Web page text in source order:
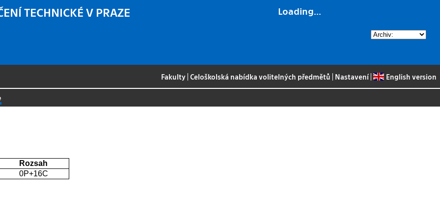
Loading...
TECHNICKÉ V PRAZE
Fakulty |Celoškolská nabídka volitelných předmětů Nastavení| English version
Rozsah
0P+16C